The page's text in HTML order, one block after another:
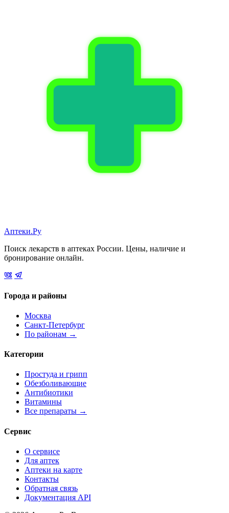
Аптеки.Ру
Поиск лекарств в аптеках России. Цены, наличие и
бронирование онлайн.
Города и районы
Москва
Санкт-Петербург
По районам →
Категории
Простуда и грипп
Обезболивающие
Антибиотики
Витамины
Все препараты →
Сервис
О сервисе
Для аптек
Аптеки на карте
Контакты
Обратная связь
Документация API